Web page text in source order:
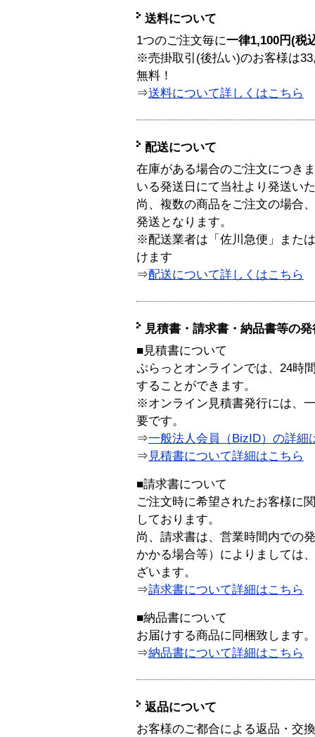
送料について
1つのご注文毎に一律1,100円(税
※売掛取引(後払い)のお客様は
無料！
⇒送料について詳しくはこちら
配送について
在庫がある場合のご注文につき
いる発送日にて当社より発送い
尚、複数の商品をご注文の場合
発送となります。
※配送業者は「佐川急便」また
けます
⇒配送について詳しくはこちら
見積書・請求書・納品書等の
■見積書について
ぷらっとオンラインでは、24時
することができます。
※オンライン見積書発行には、
要です。
⇒一般法人会員（BizID）の詳細
⇒ 見積書について詳細はこちら
■請求書について
ご注文時に希望されたお客様に
しております。
尚、請求書は、営業時間内での
かかる場合等）によりましては
ざいます。
⇒請求書について詳細はこちら
■納品書について
お届けする商品に同梱致します。
⇒納品書について詳細はこちら
返品について
お客様のご都合による返品・交